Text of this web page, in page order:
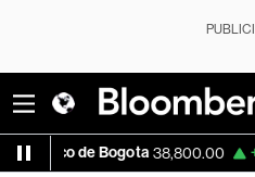
38,800.00 +0.21%